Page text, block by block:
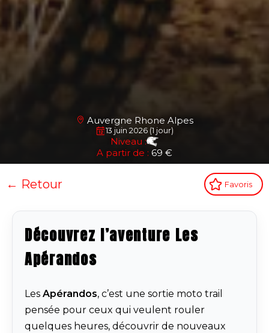
Auvergne Rhone Alpes
13 juin 2026 (1 jour)
Niveau :
A partir de : 69 €
← Retour Favoris
Découvrez l’aventure Les
Apérandos
Les Apérandos, c’est une sortie moto trail
pensée pour ceux qui veulent rouler
quelques heures, découvrir de nouveaux